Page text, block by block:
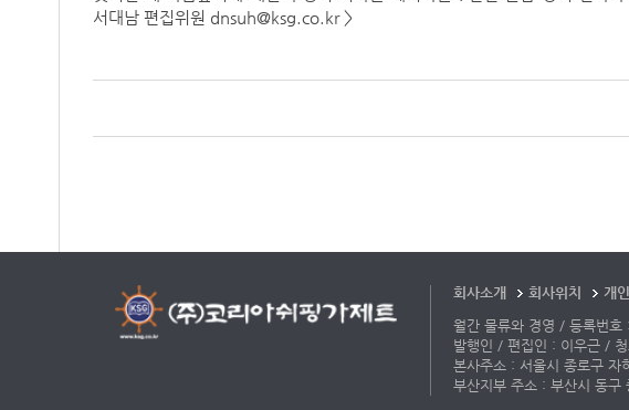
서대남 편집위원 dnsuh@ksg.co.kr >
회사소개 회사위치 개
월간 물류와 경영 / 등록번
발행인 / 편집인 : 이우근 /
본사주소 : 서울시 종로구
부산지부 주소 : 부산시 동